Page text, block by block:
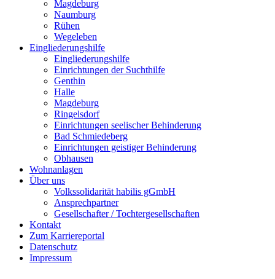
Magdeburg
Naumburg
Rühen
Wegeleben
Eingliederungshilfe
Eingliederungshilfe
Einrichtungen der Suchthilfe
Genthin
Halle
Magdeburg
Ringelsdorf
Einrichtungen seelischer Behinderung
Bad Schmiedeberg
Einrichtungen geistiger Behinderung
Obhausen
Wohnanlagen
Über uns
Volkssolidarität habilis gGmbH
Ansprechpartner
Gesellschafter / Tochtergesellschaften
Kontakt
Zum Karriereportal
Datenschutz
Impressum